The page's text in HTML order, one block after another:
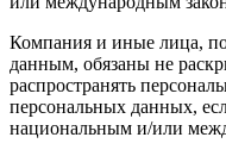
Компания и иные лица,
данным, обязаны не
распространять
персональных данных,
национальным и/или